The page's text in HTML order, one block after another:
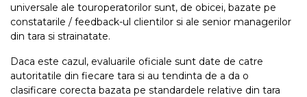
universale ale touroperatorilor sunt, de obicei, bazate pe
constatarile / feedback-ul clientilor si ale senior managerilor
din tara si strainatate.
Daca este cazul, evaluarile oficiale sunt date de catre
autoritatile din fiecare tara si au tendinta de a da o
clasificare corecta bazata pe standardele relative din tara